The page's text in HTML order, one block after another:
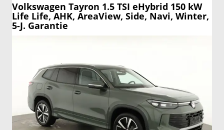
Volkswagen Tayron 1.5 TSI eHybrid 150 kW
Life Life, AHK, AreaView, Side, Navi, Winter,
5-J. Garantie